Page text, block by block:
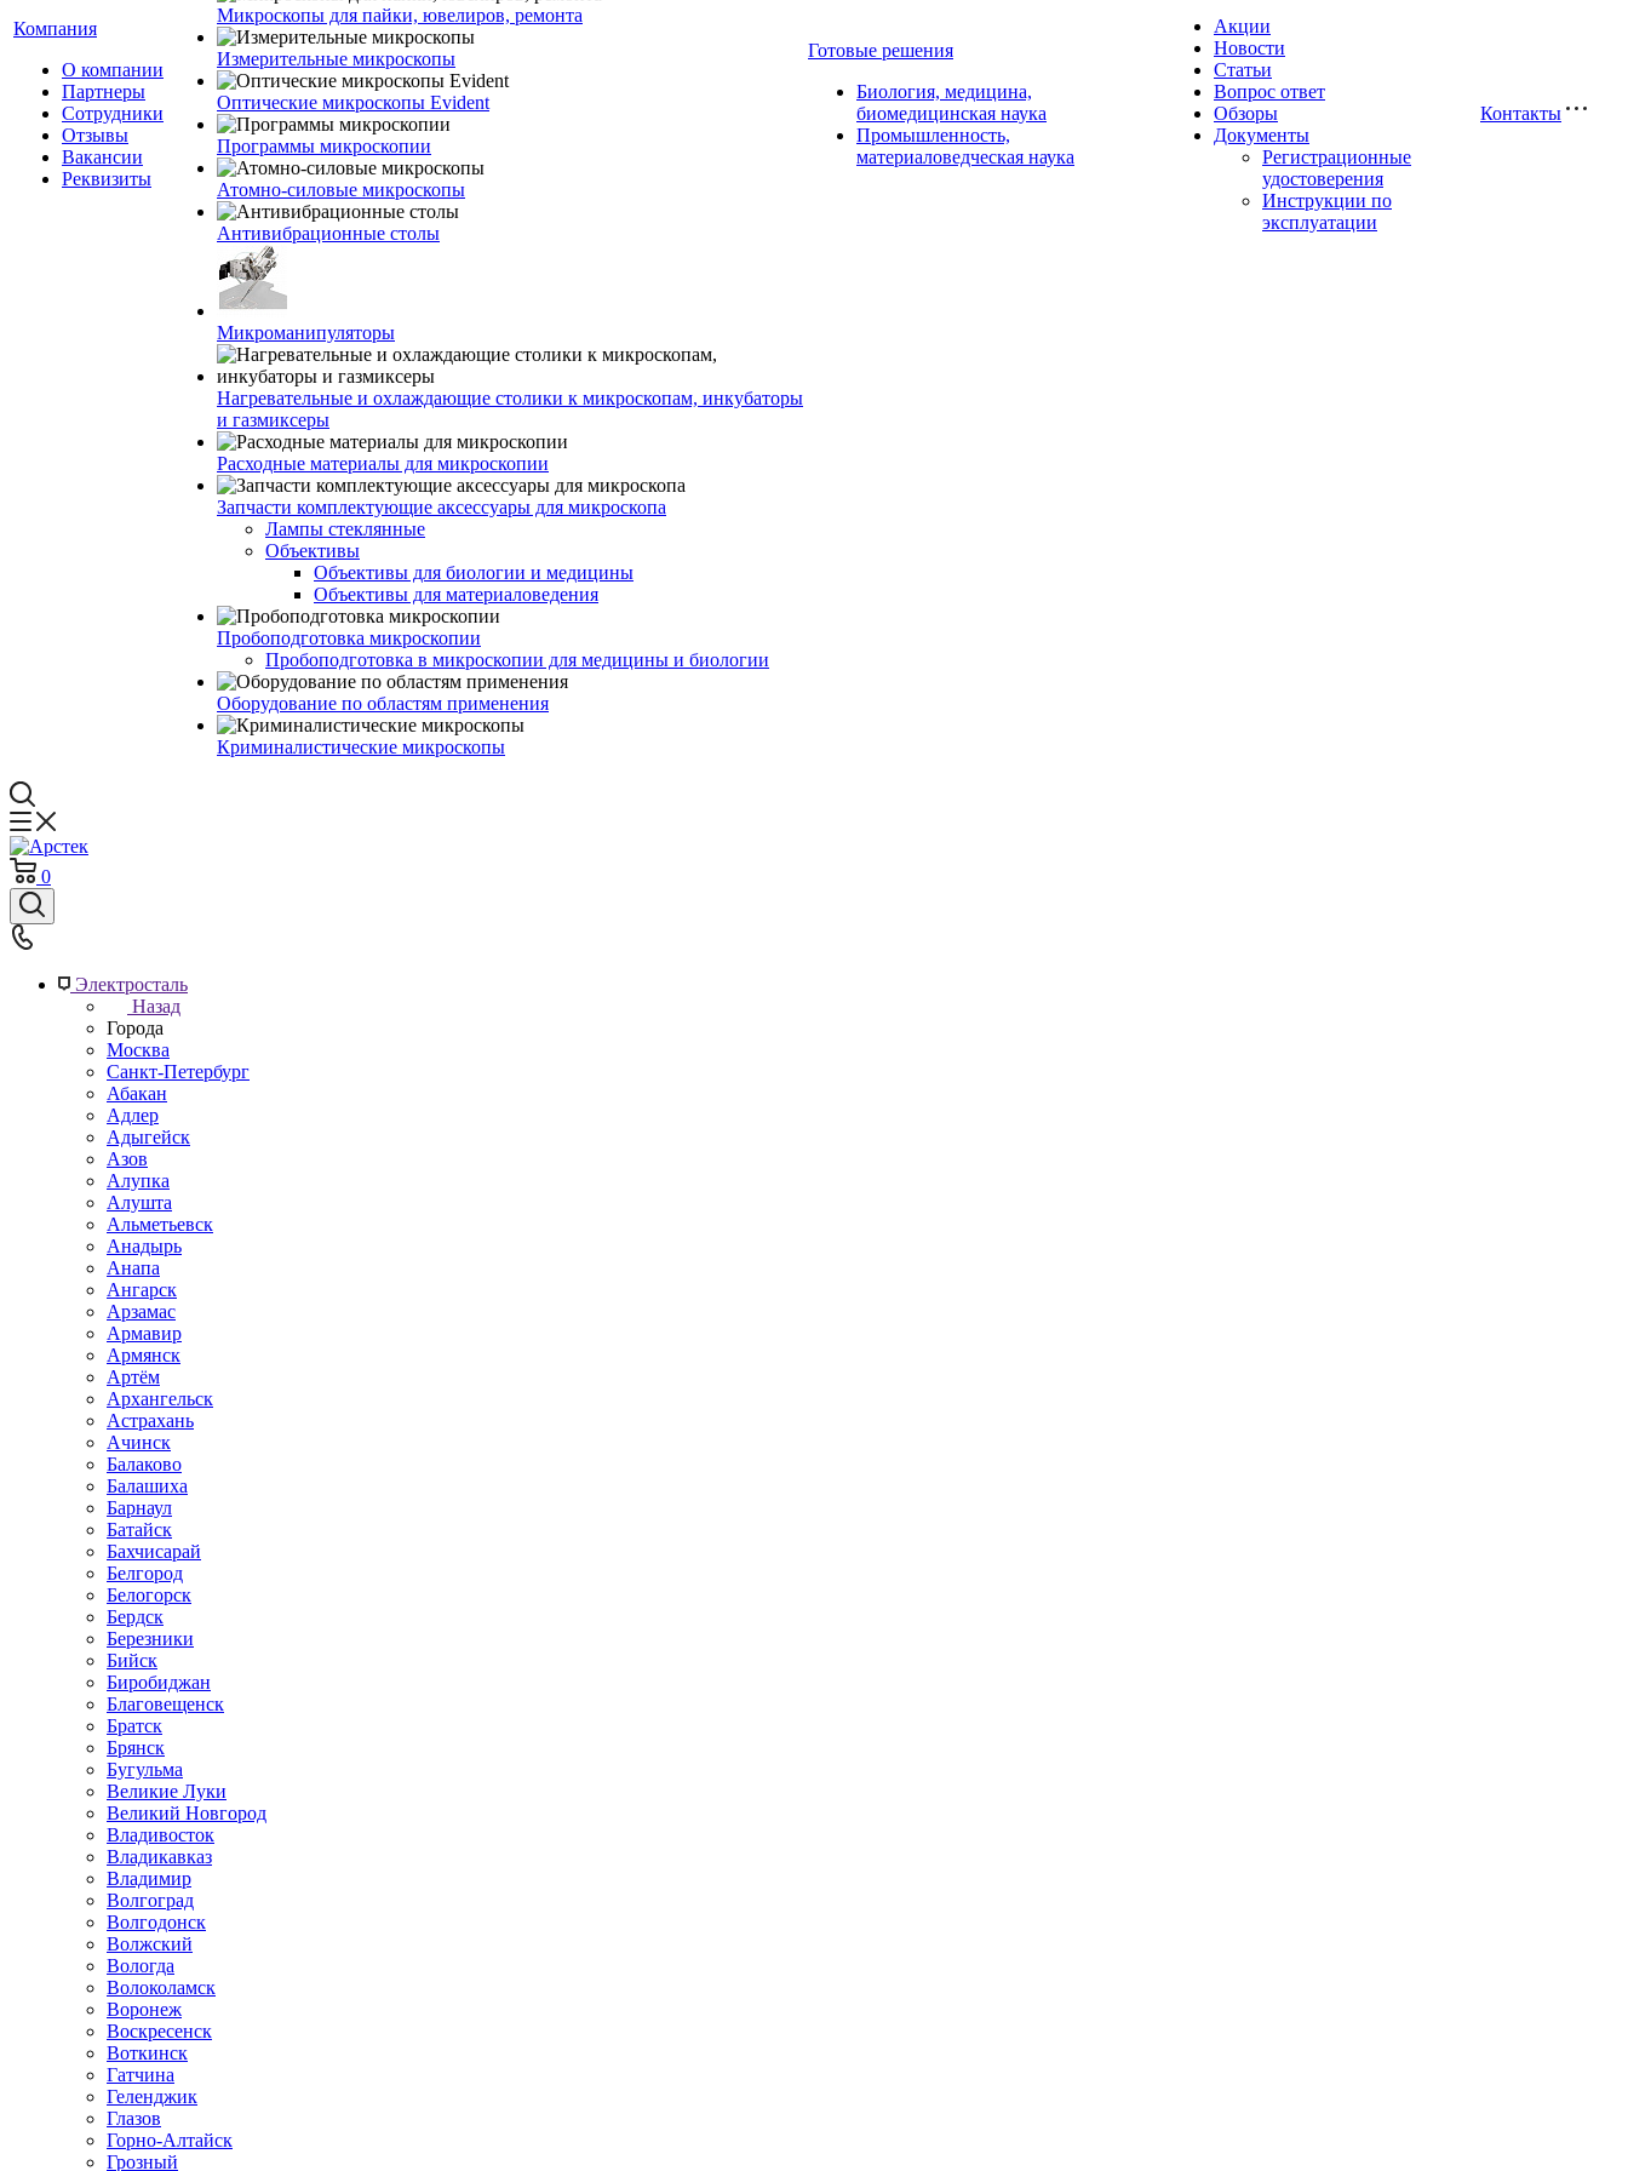
Компания
О компании
Партнеры
Сотрудники
Отзывы
Вакансии
Реквизиты
Микроскопы для пайки, ювелиров, ремонта
Измерительные микроскопы
Оптические микроскопы Evident
Программы микроскопии
Атомно-силовые микроскопы
Антивибрационные столы
Микроманипуляторы
Нагревательные и охлаждающие столики к микроскопам, инкубаторы
и газмиксеры
Расходные материалы для микроскопии
Запчасти комплектующие аксессуары для микроскопа
Лампы стеклянные
Объективы
Объективы для биологии и медицины
Объективы для материаловедения
Пробоподготовка микроскопии
Пробоподготовка в микроскопии для медицины и биологии
Оборудование по областям применения
Криминалистические микроскопы
Готовые решения
Биология, медицина,
биомедицинская наука
Промышленность,
материаловедческая наука
Акции
Новости
Статьи
Вопрос ответ
Обзоры
Документы
Регистрационные
удостоверения
Инструкции по
эксплуатации
Контакты
0
Электросталь
Назад
Города
Москва
Санкт-Петербург
Абакан
Адлер
Адыгейск
Азов
Алупка
Алушта
Альметьевск
Анадырь
Анапа
Ангарск
Арзамас
Армавир
Армянск
Артём
Архангельск
Астрахань
Ачинск
Балаково
Балашиха
Барнаул
Батайск
Бахчисарай
Белгород
Белогорск
Бердск
Березники
Бийск
Биробиджан
Благовещенск
Братск
Брянск
Бугульма
Великие Луки
Великий Новгород
Владивосток
Владикавказ
Владимир
Волгоград
Волгодонск
Волжский
Вологда
Волоколамск
Воронеж
Воскресенск
Воткинск
Гатчина
Геленджик
Глазов
Горно-Алтайск
Грозный